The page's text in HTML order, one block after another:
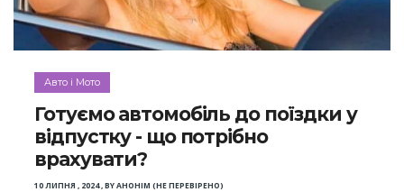
Авто і Мото
Готуємо автомобіль до поїздки у
відпустку - що потрібно
врахувати?
10 ЛИПНЯ , 2024,BYАНОНІМ (НЕ ПЕРЕВІРЕНО)